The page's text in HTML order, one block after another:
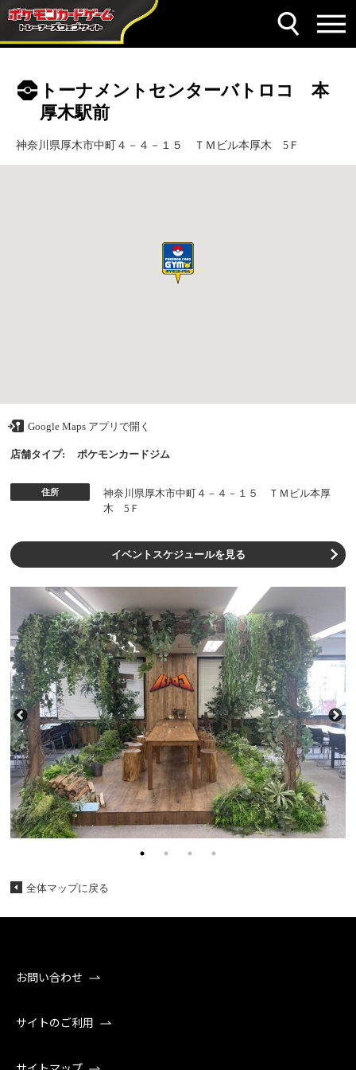
トーナメントセンターバトロコ 本
厚木駅前
神奈川県厚木市中町４－４－１５ ＴＭビル本厚木 5Ｆ
Google Maps アプリで開く
店舗タイプ: ポケモンカードジム
住所
神奈川県厚木市中町４－４－１５ ＴＭビル本厚
木 5Ｆ
イベントスケジュールを見る
全体マップに戻る
お問い合わせ
サイトのご利用